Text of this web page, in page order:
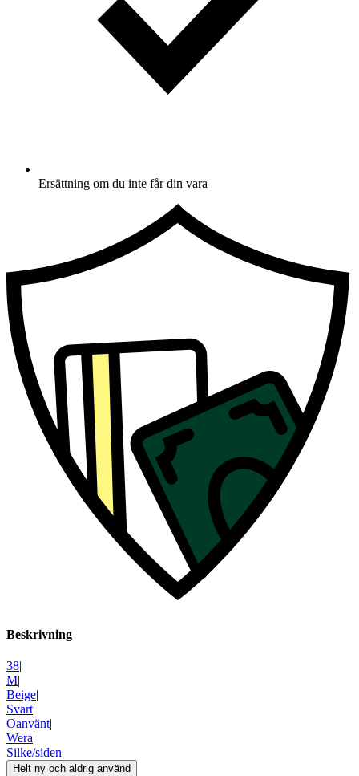
Ersättning om du inte får din vara
Beskrivning
38|
M|
Beige|
Svart|
Oanvänt|
Wera|
Silke/siden
Helt ny och aldrig använd